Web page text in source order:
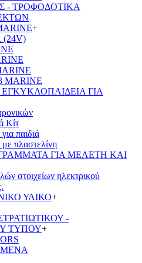
- ΤΡΟΦΟΔΟΤΙΚΑ
+
(24V)
MARINE
ΓΙΑ
Κίτ
παιδιά
πλαστελίνη
ΓΙΑ ΜΕΛΕΤΗ ΚΑΙ
στοιχείων ηλεκτρικού
ΥΛΙΚΟ+
-
ΤΥΠΟΥ+